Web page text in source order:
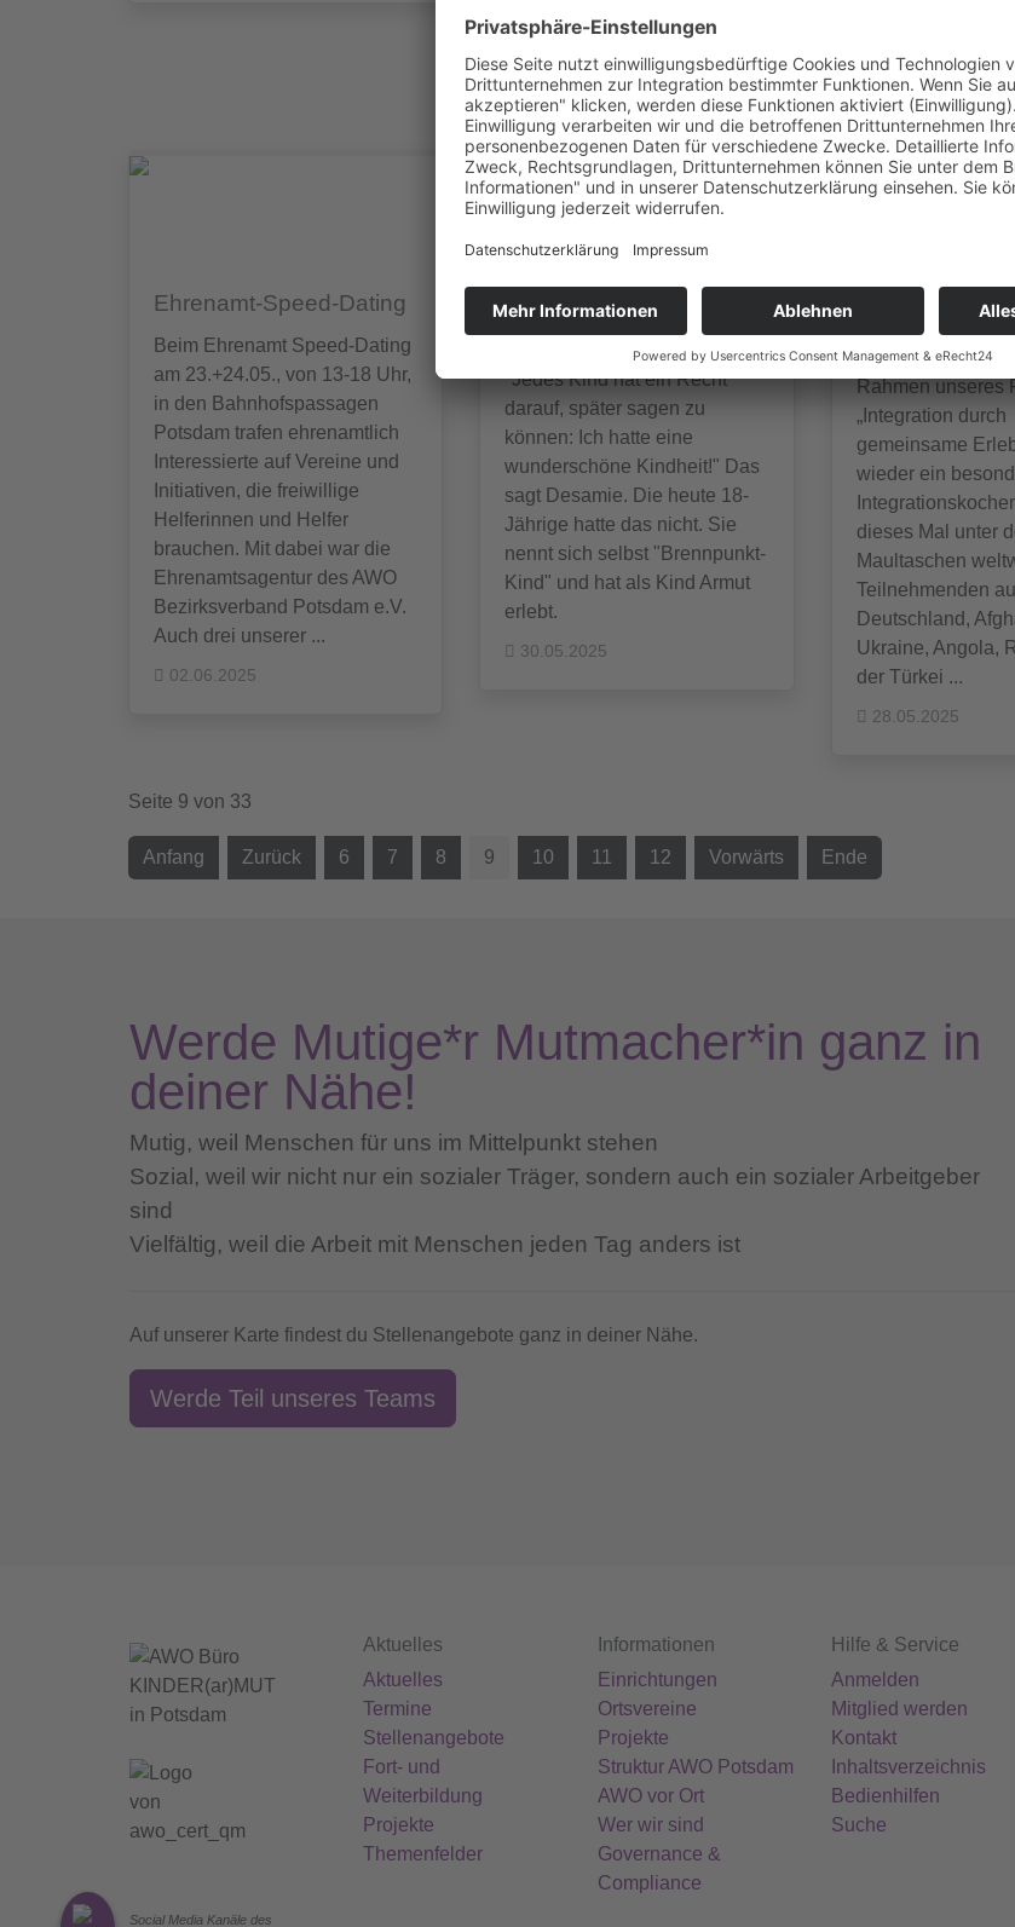
herzlichen ...
16.06.2025
Ehrenamt-Speed-Dating
Beim Ehrenamt Speed-Dating
am 23.+24.05., von 13-18 Uhr,
in den Bahnhofspassagen
Potsdam trafen ehrenamtlich
Interessierte auf Vereine und
Initiativen, die freiwillige
Helferinnen und Helfer
brauchen. Mit dabei war die
Ehrenamtsagentur des AWO
Bezirksverband Potsdam e.V.
Auch drei unserer ...
02.06.2025
Das Recht auf eine
wunderschöne Kindheit
Hörstück über Großwerden in
"Jedes Kind hat ein Recht
darauf, später sagen zu
können: Ich hatte eine
wunderschöne Kindheit!" Das
sagt Desamie. Die heute 18-
Jährige hatte das nicht. Sie
nennt sich selbst "Brennpunkt-
Kind" und hat als Kind Armut
erlebt.
30.05.2025
Maultaschen
Am Samstag
Rahmen unseres
„Integration durch
gemeinsame
wieder ein
dieses Mal unter
Maultaschen
Teilnehmenden
Deutschland,
Ukraine, Angola,
der Türkei ...
28.05.2025
Seite 9 von 33
Anfang Zurück 6 7 8 9 10 11 12 Vorwärts Ende
Werde Mutige*r Mutmacher*in ganz in
deiner Nähe!
Mutig, weil Menschen für uns im Mittelpunkt stehen
Sozial, weil wir nicht nur ein sozialer Träger, sondern auch ein sozialer Arbeitgeber
sind
Vielfältig, weil die Arbeit mit Menschen jeden Tag anders ist
Auf unserer Karte findest du Stellenangebote ganz in deiner Nähe.
Werde Teil unseres Teams
Social Media Kanäle des
Aktuelles
Aktuelles
Termine
Stellenangebote
Fort- und
Weiterbildung
Projekte
Themenfelder
Informationen
Einrichtungen
Ortsvereine
Projekte
Struktur AWO Potsdam
AWO vor Ort
Wer wir sind
Governance &
Compliance
Hilfe & Service
Anmelden
Mitglied werden
Kontakt
Inhaltsverzeichnis
Bedienhilfen
Suche